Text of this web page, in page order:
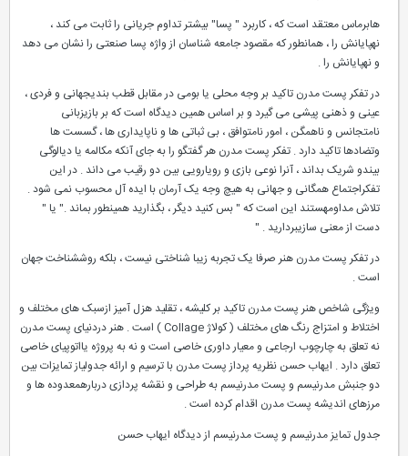
هابرماس معتقد است که ، کاربرد " پسا" بیشتر تداوم جریانی را ثابت می کند ،
نهپایانش را ، همانطور که مقصود جامعه شناسان از واژه پسا صنعتی را نشان می دهد
و نهپایانش را .
در تفکر پست مدرن تاکید بر وجه محلی یا بومی در مقابل قطب بندیجهانی و فردی ،
عینی و ذهنی پیشی می گیرد و بر اساس همین دیدگاه است که بر بازیزبانی
نامتجانس و ناهمگن ، امور نامتوافق ، بی ثباتی ها و ناپایداری ها ، گسست ها
وتضادها تاکید دارد . تفکر پست مدرن هر گفتگو را به جای آنکه مکالمه یا دیالوگی
بیندو شریک بداند ، آنرا نوعی بازی و رویارویی بین دو رقیب می داند . در این
تفکراجتماع همگانی و جهانی به هیچ وجه یک آرمان با ایده آل محسوب نمی شود .
تلاش مداومهستند این است که " بس کنید دیگر ، بگذارید همینطور بماند ." یا "
دست از معنی سازیبردارید . "
در تفکر پست مدرن هنر صرفا یک تجربه زیبا شناختی نیست ، بلکه روششناخت جهان
است .
ویژگی شاخص هنر پست مدرن تاکید بر کلیشه ، تقلید هزل آمیز ازسبک های مختلف و
اختلاط و امتزاج رنگ های مختلف ( کولاژ Collage ) است . هنر دردنیای پست مدرن
نه تعلق به چارچوب ارجاعی و معیار داوری خاصی است و نه به پروژه یااتوپیای خاصی
تعلق دارد . ایهاب حسن نظریه پرداز پست مدرن با ترسیم و ارائه جدولیاز تمایزات بین
دو جنبش مدرنیسم و پست مدرنیسم به طراحی و نقشه پردازی دربارهمعدوده ها و
مرزهای اندیشه پست مدرن اقدام کرده است .
جدول تمایز مدرنیسم و پست مدرنیسم از دیدگاه ایهاب حسن